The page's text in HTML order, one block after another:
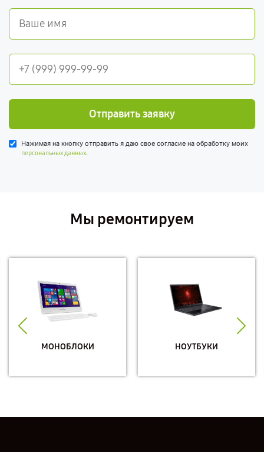
Отправить заявку
Нажимая на кнопку отправить я даю свое согласие на обработку моих
персональных данных.
Мы ремонтируем
МОНОБЛОКИ НОУТБУКИ